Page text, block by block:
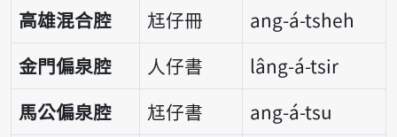
高雄混合腔
尪仔冊
ang-á-tsheh
金門偏泉腔
人仔書
lâng-á-tsir
馬公偏泉腔
尪仔書
ang-á-tsu